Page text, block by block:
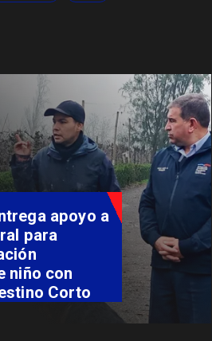
apoyo a
para
con
Corto